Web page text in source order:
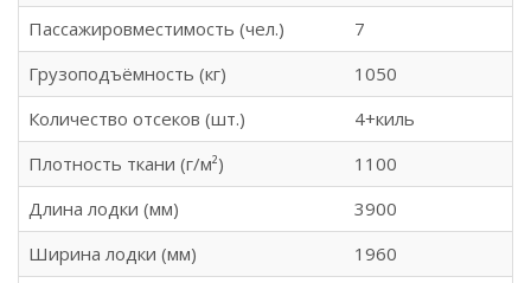
Пассажировместимость (чел.)
7
Грузоподъёмность (кг)
1050
Количество отсеков (шт.)
4+киль
Плотность ткани (г/м²)
1100
Длина лодки (мм)
3900
Ширина лодки (мм)
1960